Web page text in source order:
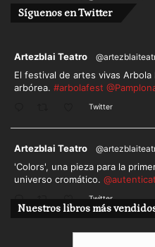
Síguenos en Twitter
Artezblai Teatro
El festival de artes vivas
arbórea. #arbolafest
Twitter
Artezblai Teatro
'Colors', una pieza para la
universo cromático.
Twitter
Nuestros libros más